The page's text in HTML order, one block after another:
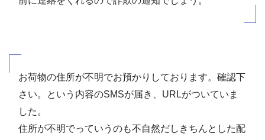
お荷物の住所が不明でお預かりしております。確認下
さい。という内容のSMSが届き、URLがついていま
した。
住所が不明でっていうのも不自然だしきちんとした配